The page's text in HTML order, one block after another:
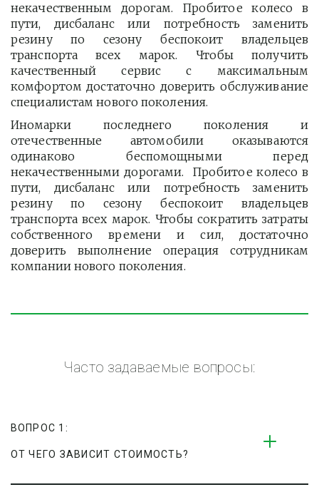
некачественным дорогам. Пробитое колесо в
пути, дисбаланс или потребность заменить
резину по сезону беспокоит владельцев
транспорта всех марок. Чтобы получить
качественный сервис с максимальным
комфортом достаточно доверить обслуживание
специалистам нового поколения.
Иномарки последнего поколения и
отечественные автомобили оказываются
одинаково беспомощными перед
некачественными дорогами. Пробитое колесо в
пути, дисбаланс или потребность заменить
резину по сезону беспокоит владельцев
транспорта всех марок. Чтобы сократить затраты
собственного времени и сил, достаточно
доверить выполнение операция сотрудникам
компании нового поколения.
Часто задаваемые вопросы:
ВОПРОС 1:
ОТ ЧЕГО ЗАВИСИТ СТОИМОСТЬ?